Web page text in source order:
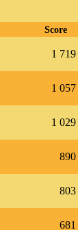
Score
1 719
1 057
1 029
890
803
681